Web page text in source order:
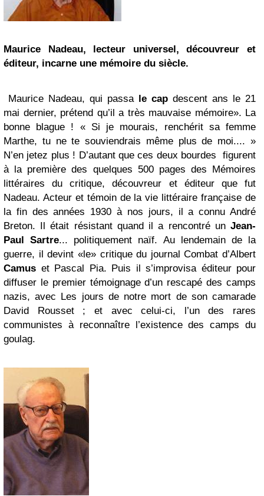
Maurice Nadeau, lecteur universel, découvreur et
éditeur, incarne une mémoire du siècle.
Maurice Nadeau, qui passa le cap descent ans le 21
mai dernier, prétend qu’il a très mauvaise mémoire». La
bonne blague ! « Si je mourais, renchérit sa femme
Marthe, tu ne te souviendrais même plus de moi.... »
N’en jetez plus ! D’autant que ces deux bourdes figurent
à la première des quelques 500 pages des Mémoires
littéraires du critique, découvreur et éditeur que fut
Nadeau. Acteur et témoin de la vie littéraire française de
la fin des années 1930 à nos jours, il a connu André
Breton. Il était résistant quand il a rencontré un Jean-
Paul Sartre... politiquement naïf. Au lendemain de la
guerre, il devint «le» critique du journal Combat d’Albert
Camus et Pascal Pia. Puis il s’improvisa éditeur pour
diffuser le premier témoignage d’un rescapé des camps
nazis, avec Les jours de notre mort de son camarade
David Rousset ; et avec celui-ci, l’un des rares
communistes à reconnaître l’existence des camps du
goulag.